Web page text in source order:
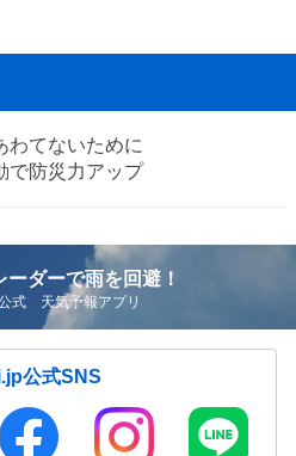
わてないために
で防災力アップ
ーダーで雨を回避！
式 天気予報アプリ
公式SNS